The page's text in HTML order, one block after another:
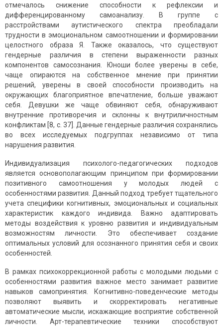
отмечалось снижение способности к рефлексии и
дифференцированному самоанализу. В группе с
расстройствами аутистического спектра преобладали
трудности в эмоциональном самоотношении и формировании
целостного образа Я. Также оказалось, что существуют
гендерные различия в степени выраженности разных
компонентов самосознания. Юноши более уверены в себе,
чаще опираются на собственное мнение при принятии
решений, уверены в своей способности производить на
окружающих благоприятное впечатление, больше уважают
себя. Девушки же чаще обвиняют себя, обнаруживают
внутренние противоречия и склонны к внутриличностным
конфликтам [8, c. 37]. Данные гендерные различия сохранялись
во всех исследуемых подгруппах независимо от типа
нарушения развития.
Индивидуализация психолого-педагогических подходов
является основополагающим принципом при формировании
позитивного самоотношения у молодых людей с
особенностями развития. Данный подход требует тщательного
учета специфики когнитивных, эмоциональных и социальных
характеристик каждого индивида. Важно адаптировать
методы воздействия к уровню развития и индивидуальным
возможностям личности. Это обеспечивает создание
оптимальных условий для осознанного принятия себя и своих
особенностей.
В рамках психокоррекционной работы с молодыми людьми с
особенностями развития важное место занимает развитие
навыков самопринятия. Когнитивно-поведенческие методы
позволяют выявить и скорректировать негативные
автоматические мысли, искажающие восприятие собственной
личности. Арт-терапевтические техники способствуют